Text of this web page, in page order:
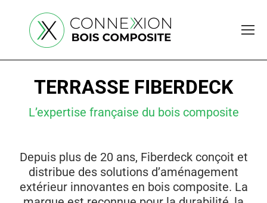
TERRASSE FIBERDECK
L’expertise française du bois composite
Depuis plus de 20 ans, Fiberdeck conçoit et
distribue des solutions d’aménagement
extérieur innovantes en bois composite. La